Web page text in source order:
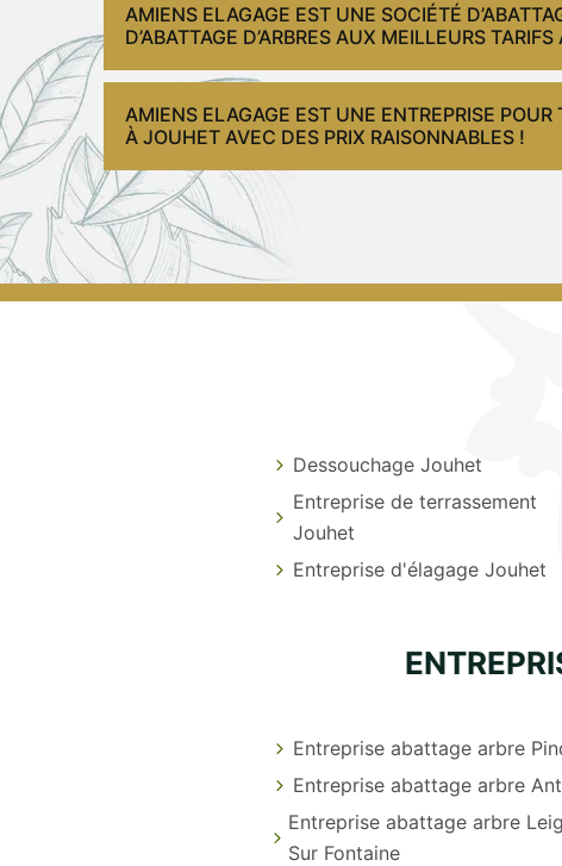
AMIENS ELAGAGE EST UNE SOCIÉTÉ
D’ABATTAGE D’ARBRES AUX MEILLEURS
AMIENS ELAGAGE EST UNE ENTREPRISE POUR
À JOUHET AVEC DES PRIX RAISONNABLES !
Dessouchage Jouhet
Entreprise de terrassement
Jouhet
Entreprise d'élagage Jouhet
Entreprise abattage arbre
Entreprise abattage arbre
Entreprise abattage arbre
Sur Fontaine